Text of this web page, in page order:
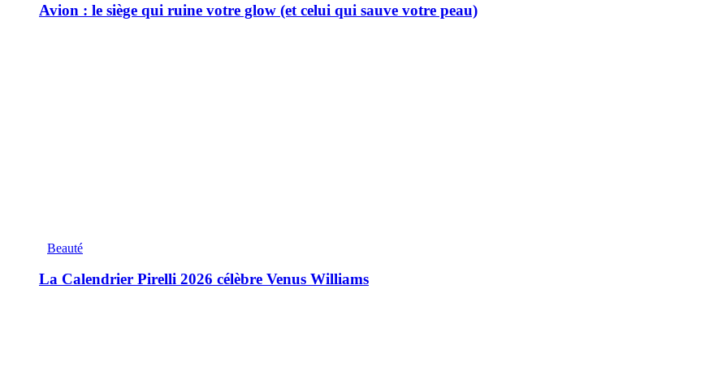
Avion : le siège qui ruine votre glow (et celui qui sauve votre peau)
Beauté
La Calendrier Pirelli 2026 célèbre Venus Williams